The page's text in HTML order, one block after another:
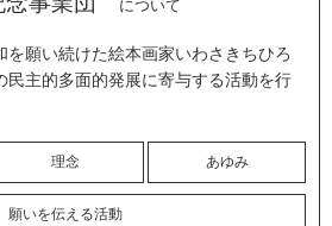
について
願い続けた絵本画家いわさきちひろ
民主的多面的発展に寄与する活動を行
理念 あゆみ
願いを伝える活動